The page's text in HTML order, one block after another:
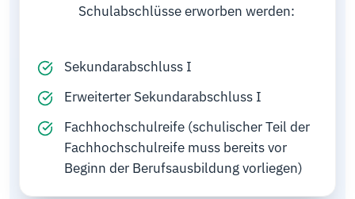
Schulabschlüsse erworben werden:
Sekundarabschluss I
Erweiterter Sekundarabschluss I
Fachhochschulreife (schulischer Teil der
Fachhochschulreife muss bereits vor
Beginn der Berufsausbildung vorliegen)